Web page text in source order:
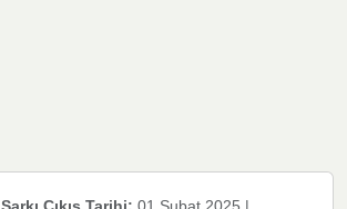
Şarkı Çıkış Tarihi: 01 Şubat 2025 |